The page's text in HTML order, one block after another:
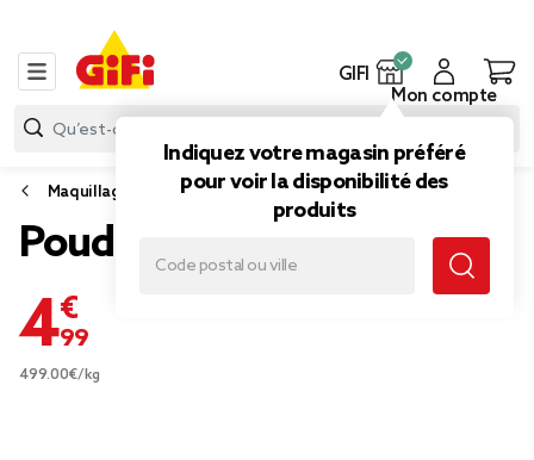
GIFI
Indiquez votre magasin préféré
pour voir la disponibilité des
produits
Mon compte
Maquillage
Poudre compacte
4,99 €
499.00€/kg